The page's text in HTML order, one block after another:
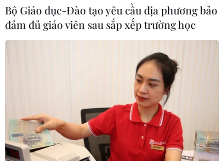
Bộ Giáo dục-Đào tạo yêu cầu địa phương bảo
đảm đủ giáo viên sau sắp xếp trường học